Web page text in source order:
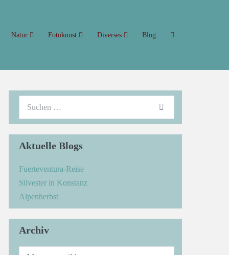
Natur Fotokunst Diverses Blog
Aktuelle Blogs
Fuerteventura-Reise
Silvester in Konstanz
Alpenherbst
Archiv